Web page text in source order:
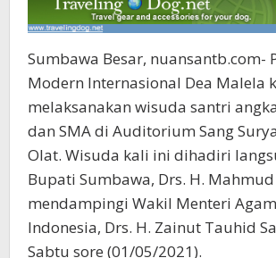
Sumbawa Besar, nuansantb.com-
Modern Internasional Dea Malela
melaksanakan wisuda santri
dan SMA di Auditorium Sang
Olat. Wisuda kali ini dihadiri
Bupati Sumbawa, Drs. H.
mendampingi Wakil Menteri
Indonesia, Drs. H. Zainut Tauhid
Sabtu sore (01/05/2021).